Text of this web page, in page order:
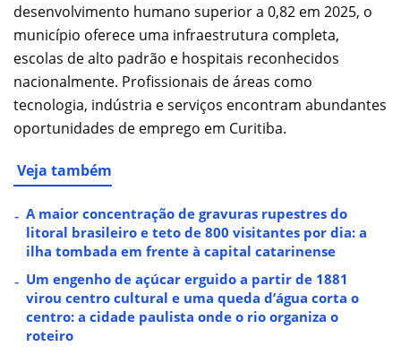
desenvolvimento humano superior a 0,82 em 2025, o
município oferece uma infraestrutura completa,
escolas de alto padrão e hospitais reconhecidos
nacionalmente. Profissionais de áreas como
tecnologia, indústria e serviços encontram abundantes
oportunidades de emprego em Curitiba.
Veja também
A maior concentração de gravuras rupestres do
litoral brasileiro e teto de 800 visitantes por dia: a
ilha tombada em frente à capital catarinense
Um engenho de açúcar erguido a partir de 1881
virou centro cultural e uma queda d’água corta o
centro: a cidade paulista onde o rio organiza o
roteiro